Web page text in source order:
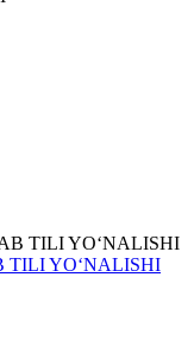
TILI YO‘NALISHI